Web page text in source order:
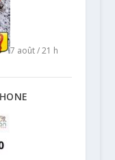
7 août / 21 h